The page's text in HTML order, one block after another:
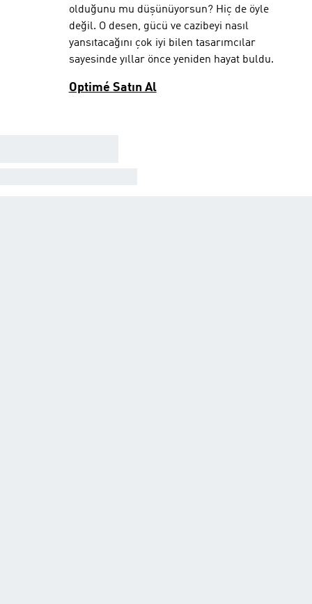
olduğunu mu düşünüyorsun? Hiç de öyle
değil. O desen, gücü ve cazibeyi nasıl
yansıtacağını çok iyi bilen tasarımcılar
sayesinde yıllar önce yeniden hayat buldu.
Optimé Satın Al